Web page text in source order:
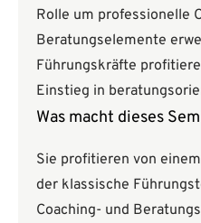
Rolle um professionelle
Beratungselemente
Führungskräfte
Einstieg in
Was macht dieses
Sie profitieren von
der klassische
Coaching- und